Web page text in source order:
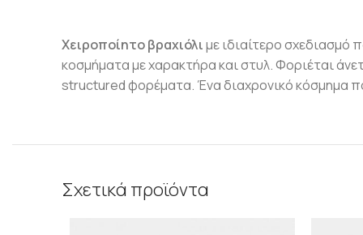
Χειροποίητο βραχιόλιμε ιδιαίτερο σχεδιασμό
κοσμήματα με χαρακτήρα και στυλ. Φοριέται
structured φορέματα. Ένα διαχρονικό κόσμημα
Σχετικά προϊόντα